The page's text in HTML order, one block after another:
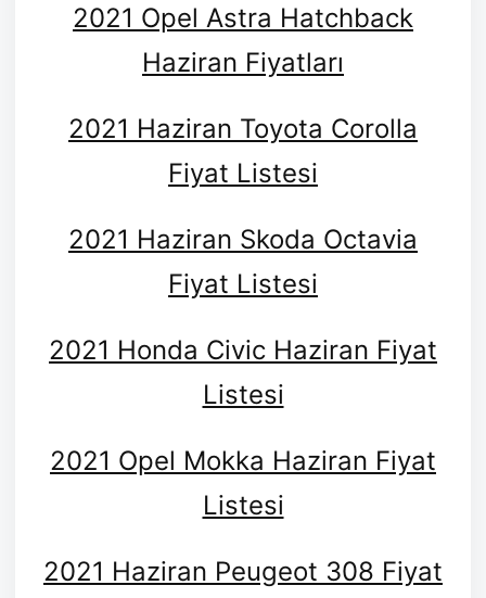
2021 Opel Astra Hatchback
Haziran Fiyatları
2021 Haziran Toyota Corolla
Fiyat Listesi
2021 Haziran Skoda Octavia
Fiyat Listesi
2021 Honda Civic Haziran Fiyat
Listesi
2021 Opel Mokka Haziran Fiyat
Listesi
2021 Haziran Peugeot 308 Fiyat